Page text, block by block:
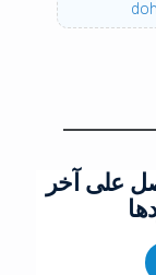
على آخر